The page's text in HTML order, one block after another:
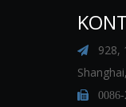

928,
 0086-